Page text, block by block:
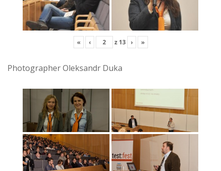
« ‹ z 13 › »
Photographer Oleksandr Duka